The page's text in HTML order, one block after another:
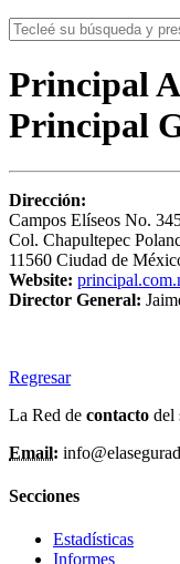
Principal
Principal
Dirección:
Campos Elíseos No.
Col. Chapultepec
11560 Ciudad de
Website:
Director General:
Regresar
La Red de contacto del
Email:
Secciones
Estadísticas
Informes